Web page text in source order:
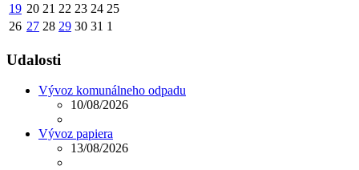
19 20 21 22 23 24 25
26 27 28 29 30 31 1
Udalosti
Vývoz komunálneho odpadu
10/08/2026
Vývoz papiera
13/08/2026